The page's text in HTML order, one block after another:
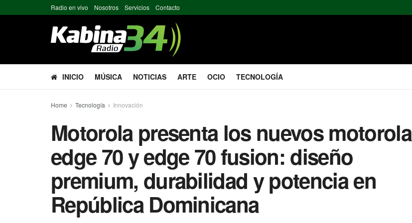
Radio en vivo Nosotros Servicios Contacto
INICIO MÚSICA NOTICIAS ARTE OCIO TECNOLOGÍA
Home Tecnología Innovación
Motorola presenta los nuevos motorola
edge 70 y edge 70 fusion: diseño
premium, durabilidad y potencia en
República Dominicana